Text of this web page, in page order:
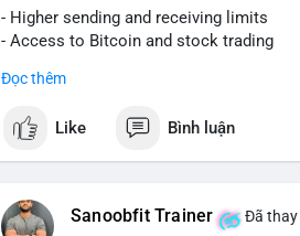
- Higher sending and receiving limits
- Access to Bitcoin and stock trading
- Ability to link a bank account or card
To get verified, you need to provide
your Social Security number. The
Verification also helps protect you from
to use Cash App for business or large
Đọc thêm
Like Bình luận
Sanoobfit Trainer Đã thay